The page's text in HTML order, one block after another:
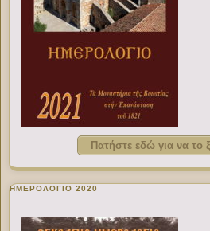
Πατήστε εδώ για να το
ΗΜΕΡΟΛΟΓΙΟ 2020